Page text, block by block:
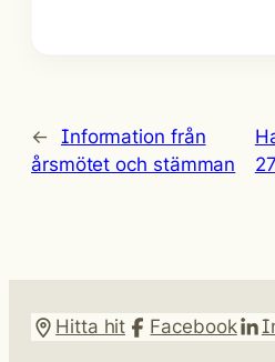
←
Information från
årsmötet och stämman
Hitta hit Facebook